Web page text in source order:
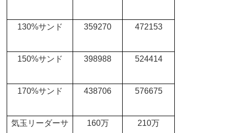
130%サンド 359270 472153
150%サンド 398988 524414
170%サンド 438706 576675
気玉リーダーサ
160万 210万